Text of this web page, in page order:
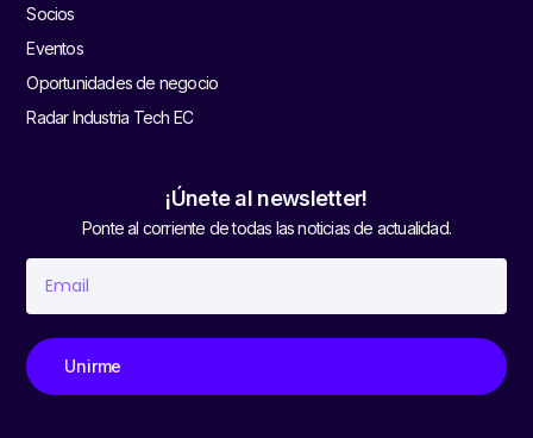
Socios
Eventos
Oportunidades de negocio
Radar Industria Tech EC
¡Únete al newsletter!
Ponte al corriente de todas las noticias de actualidad.
Unirme